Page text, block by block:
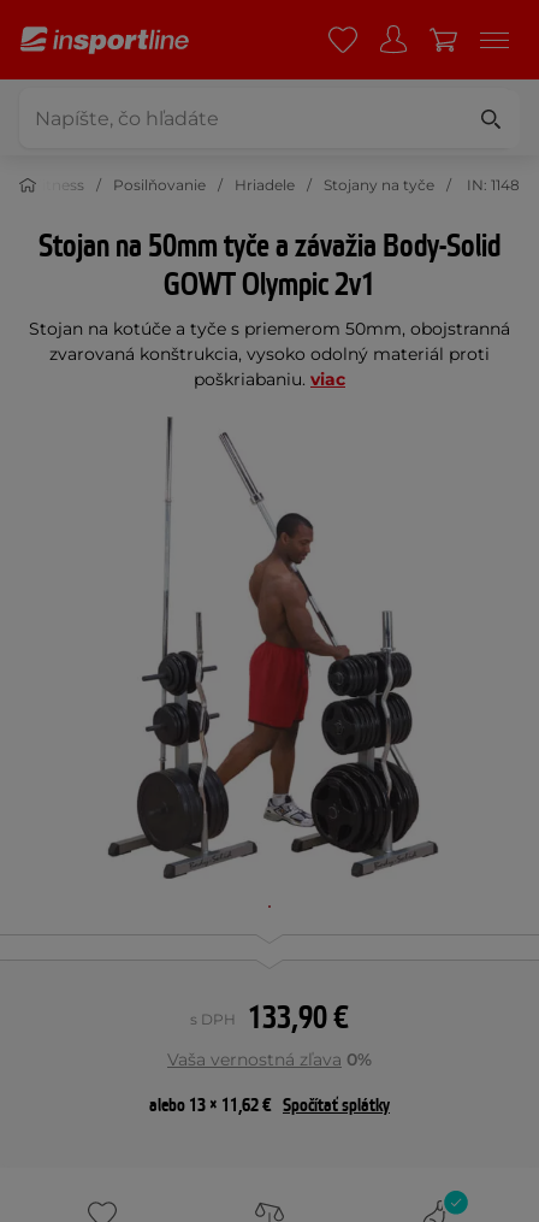
Fitness Posilňovanie Hriadele Stojany na tyče IN: 1148
Stojan na 50mm tyče a závažia Body-Solid
GOWT Olympic 2v1
Stojan na kotúče a tyče s priemerom 50mm, obojstranná
zvarovaná konštrukcia, vysoko odolný materiál proti
poškriabaniu. viac
133,90 €
s DPH
Vaša vernostná zľava 0%
alebo 13 × 11,62 € Spočítať splátky